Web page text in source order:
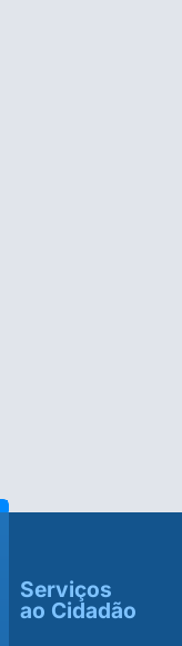
Serviços
ao Cidadão